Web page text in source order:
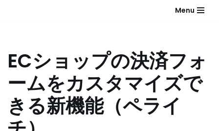
ン
へ
ス
キ
ッ
Menu
ECショップの決済フォ
ームをカスタマイズで
きる新機能（ペライ